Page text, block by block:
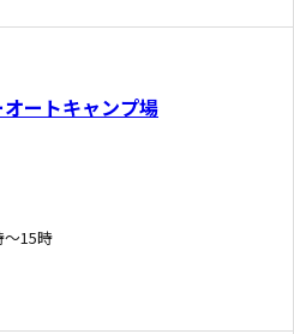
ートキャンプ場
15時